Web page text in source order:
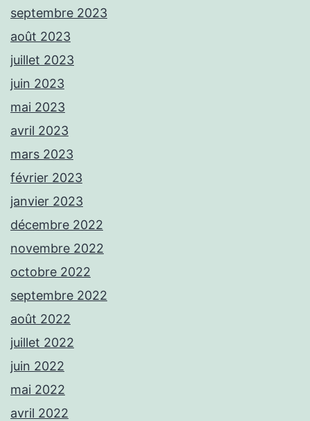
septembre 2023
août 2023
juillet 2023
juin 2023
mai 2023
avril 2023
mars 2023
février 2023
janvier 2023
décembre 2022
novembre 2022
octobre 2022
septembre 2022
août 2022
juillet 2022
juin 2022
mai 2022
avril 2022